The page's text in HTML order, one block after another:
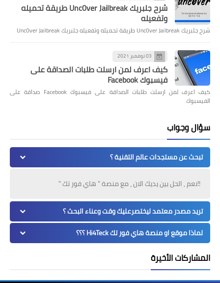
شرح جلبريك Unc0ver Jailbreak طريقة تحميله
وتفعيله
شرح جلبريك Unc0ver Jailbreak طريقة تحميله وتفعيله جلبريك Unc0ver Jailbreak
03 نوفمبر 2021
كيف اعرف لمن ارسلت طلبات الصداقة على
فيسبوك Facebook
كيف اعرف لمن ارسلت طلبات الصداقة على فيسبوك Facebook صداقة على
الفيسبوك
سؤال وجواب
تبحث عن مستجدات عالم التقنية ؟
!!نعم , الحل بين يديك الان ، مع منصة " هاي فور تك "
تريد مصدر معتمد ليختصرعليك وقت وعناء البحث ؟
لماذا موقع او منصة هاي فور تك Hi4Teck ؟؟؟
المشاركات الأخيرة